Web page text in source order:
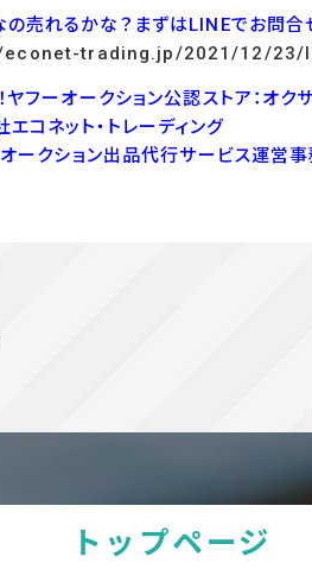
売れるかな？まずはLINEでお問合
econet-trading.jp/2021/12/23/
ヤフーオークション公認ストア：オクサ
コネット・トレーディング
ークション出品代行サービス運営事
トップページ